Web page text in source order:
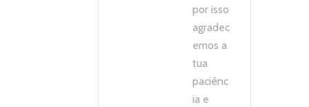
por isso
agradec
emos a
tua
paciênc
ia e